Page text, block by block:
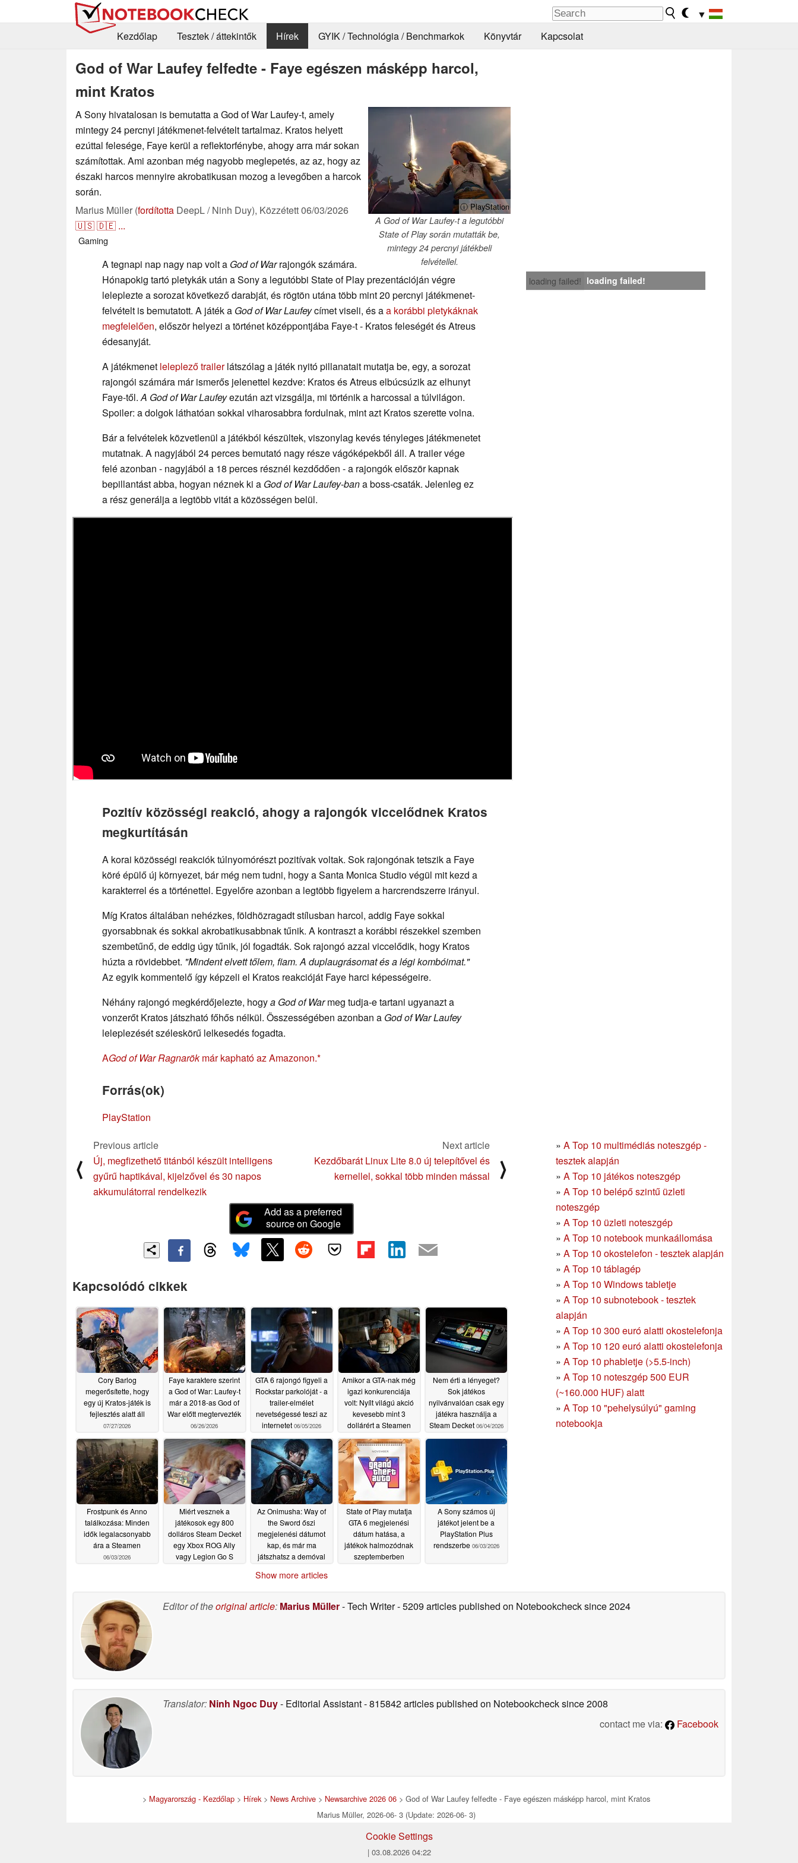
▼
Kezdőlap
Tesztek / áttekintők Hírek GYIK / Technológia / Benchmarkok Könyvtár Kapcsolat
God of War Laufey felfedte - Faye egészen másképp harcol,
mint Kratos
ⓘ PlayStation
A God of War Laufey-t a legutóbbi
State of Play során mutatták be,
mintegy 24 percnyi játékbeli
felvétellel.
A Sony hivatalosan is bemutatta a God of War Laufey-t, amely
mintegy 24 percnyi játékmenet-felvételt tartalmaz. Kratos helyett
ezúttal felesége, Faye kerül a reflektorfénybe, ahogy arra már sokan
számítottak. Ami azonban még nagyobb meglepetés, az az, hogy az
északi harcos mennyire akrobatikusan mozog a levegőben a harcok
során.
Marius Müller (fordította DeepL / Ninh Duy), Közzétett06/03/2026
🇺🇸🇩🇪 ...
Gaming
loading failed! loading failed!
A tegnapi nap nagy nap volt a God of Warrajongók számára.
Hónapokig tartó pletykák után a Sony a legutóbbi State of Play prezentációján végre
leleplezte a sorozat következő darabját, és rögtön utána több mint 20 percnyi játékmenet-
felvételt is bemutatott. A játék a God of War Laufeycímet viseli, és aa korábbi pletykáknak
megfelelően, először helyezi a történet középpontjába Faye-t - Kratos feleségét és Atreus
édesanyját.
A játékmenet leleplező trailerlátszólag a játék nyitó pillanatait mutatja be, egy, a sorozat
rajongói számára már ismerős jelenettel kezdve: Kratos és Atreus elbúcsúzik az elhunyt
Faye-től.A God of War Laufeyezután azt vizsgálja, mi történik a harcossal a túlvilágon.
Spoiler: a dolgok láthatóan sokkal viharosabbra fordulnak, mint azt Kratos szerette volna.
Bár a felvételek közvetlenül a játékból készültek, viszonylag kevés tényleges játékmenetet
mutatnak. A nagyjából 24 perces bemutató nagy része vágóképekből áll. A trailer vége
felé azonban - nagyjából a 18 perces résznél kezdődően - a rajongók először kapnak
bepillantást abba, hogyan néznek ki a God of War Laufey-bana boss-csaták. Jelenleg ez
a rész generálja a legtöbb vitát a közösségen belül.
Pozitív közösségi reakció, ahogy a rajongók viccelődnek Kratos
megkurtításán
A korai közösségi reakciók túlnyomórészt pozitívak voltak. Sok rajongónak tetszik a Faye
köré épülő új környezet, bár még nem tudni, hogy a Santa Monica Studio végül mit kezd a
karakterrel és a történettel. Egyelőre azonban a legtöbb figyelem a harcrendszerre irányul.
Míg Kratos általában nehézkes, földhözragadt stílusban harcol, addig Faye sokkal
gyorsabbnak és sokkal akrobatikusabbnak tűnik. A kontraszt a korábbi részekkel szemben
szembetűnő, de eddig úgy tűnik, jól fogadták. Sok rajongó azzal viccelődik, hogy Kratos
húzta a rövidebbet. "Mindent elvett tőlem, fiam. A duplaugrásomat és a légi kombóimat."
Az egyik kommentelő így képzeli el Kratos reakcióját Faye harci képességeire.
Néhány rajongó megkérdőjelezte, hogya God of Warmeg tudja-e tartani ugyanazt a
vonzerőt Kratos játszható főhős nélkül. Összességében azonban a God of War Laufey
leleplezését széleskörű lelkesedés fogadta.
AGod of War Ragnarökmár kapható az Amazonon.
Forrás(ok)
PlayStation
» A Top 10 multimédiás noteszgép -
tesztek alapján
» A Top 10 játékos noteszgép
» A Top 10 belépő szintű üzleti
noteszgép
» A Top 10 üzleti noteszgép
» A Top 10 notebook munkaállomása
» A Top 10 okostelefon - tesztek alapján
» A Top 10 táblagép
» A Top 10 Windows tabletje
» A Top 10 subnotebook - tesztek
alapján
» A Top 10 300 euró alatti okostelefonja
» A Top 10 120 euró alatti okostelefonja
» A Top 10 phabletje (>5.5-inch)
» A Top 10 noteszgép 500 EUR
(~160.000 HUF) alatt
» A Top 10 "pehelysúlyú" gaming
notebookja
⟨
Previous article
Új, megfizethető titánból készült intelligens
gyűrű haptikával, kijelzővel és 30 napos
akkumulátorral rendelkezik
Next article
Kezdőbarát Linux Lite 8.0 új telepítővel és
kernellel, sokkal több minden mással
⟩
Add as a preferred
source on Google
Kapcsolódó cikkek
Cory Barlog
megerősítette, hogy
egy új Kratos-játék is
fejlesztés alatt áll
07/27/2026
Faye karaktere szerint
a God of War: Laufey-t
már a 2018-as God of
War előtt megtervezték
06/26/2026
GTA 6 rajongó figyeli a
Rockstar parkolóját - a
trailer-elmélet
nevetségessé teszi az
internetet 06/05/2026
Amikor a GTA-nak még
igazi konkurenciája
volt: Nyílt világú akció
kevesebb mint 3
dollárért a Steamen
06/04/2026
Nem érti a lényeget?
Sok játékos
nyilvánvalóan csak egy
játékra használja a
Steam Decket 06/04/2026
Frostpunk és Anno
találkozása: Minden
idők legalacsonyabb
ára a Steamen
06/03/2026
Miért vesznek a
játékosok egy 800
dolláros Steam Decket
egy Xbox ROG Ally
vagy Legion Go S
Az Onimusha: Way of
the Sword őszi
megjelenési dátumot
kap, és már ma
játszhatsz a demóval
State of Play mutatja
GTA 6 megjelenési
dátum hatása, a
játékok halmozódnak
szeptemberben
A Sony számos új
játékot jelent be a
PlayStation Plus
rendszerbe 06/03/2026
Show more articles
Editor of theoriginal article: Marius Müller- Tech Writer- 5209 articles published on Notebookchecksince 2024
Translator: Ninh Ngoc Duy- Editorial Assistant- 815842 articles published on Notebookchecksince 2008
contact me via:
Facebook
> Magyarország - Kezdőlap> Hírek> News Archive> Newsarchive 2026 06> God of War Laufey felfedte - Faye egészen másképp harcol, mint Kratos
Marius Müller, 2026-06- 3 (Update: 2026-06- 3)
Cookie Settings
| 03.08.2026 04:22